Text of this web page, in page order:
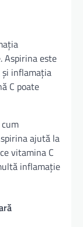
Aspirina este
și inflamația
C poate
ajută la
vitamina C
inflamație